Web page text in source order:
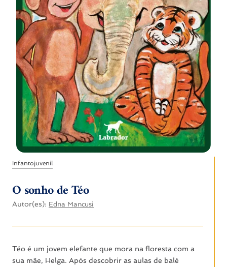
Infantojuvenil
O sonho de Téo
Autor(es): Edna Mancusi
Téo é um jovem elefante que mora na floresta com a
sua mãe, Helga. Após descobrir as aulas de balé